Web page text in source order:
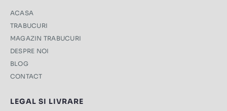
ACASA
TRABUCURI
MAGAZIN TRABUCURI
DESPRE NOI
BLOG
CONTACT
LEGAL SI LIVRARE